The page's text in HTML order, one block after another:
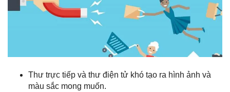
Thư trực tiếp và thư điện tử khó tạo ra hình ảnh và
màu sắc mong muốn.